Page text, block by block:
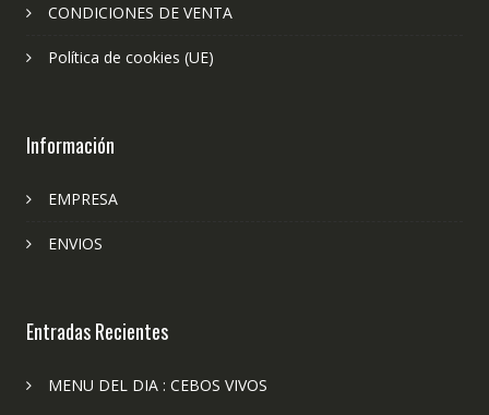
CONDICIONES DE VENTA
Política de cookies (UE)
Información
EMPRESA
ENVIOS
Entradas Recientes
MENU DEL DIA : CEBOS VIVOS